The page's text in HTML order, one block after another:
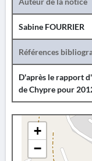
Sabine FOURRIER
Références
D'après le rapport
de Chypre pour
+
−